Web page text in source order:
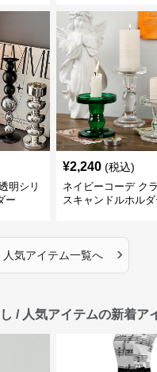
明シリ
ー
¥2,240 (税込)
ネイビーコーデ ク
スキャンドルホルダ
人気アイテム一覧へ ›
/ 人気アイテムの新着ア